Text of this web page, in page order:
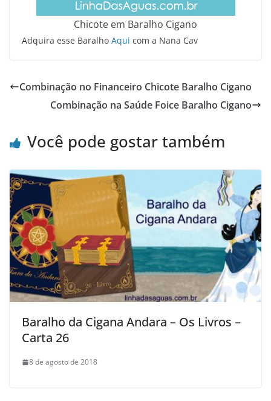
Chicote em Baralho Cigano
Adquira esse Baralho Aqui com a Nana Cav
Combinação no Financeiro Chicote Baralho Cigano
Combinação na Saúde Foice Baralho Cigano
Você pode gostar também
Baralho da Cigana Andara – Os Livros –
Carta 26
8 de agosto de 2018